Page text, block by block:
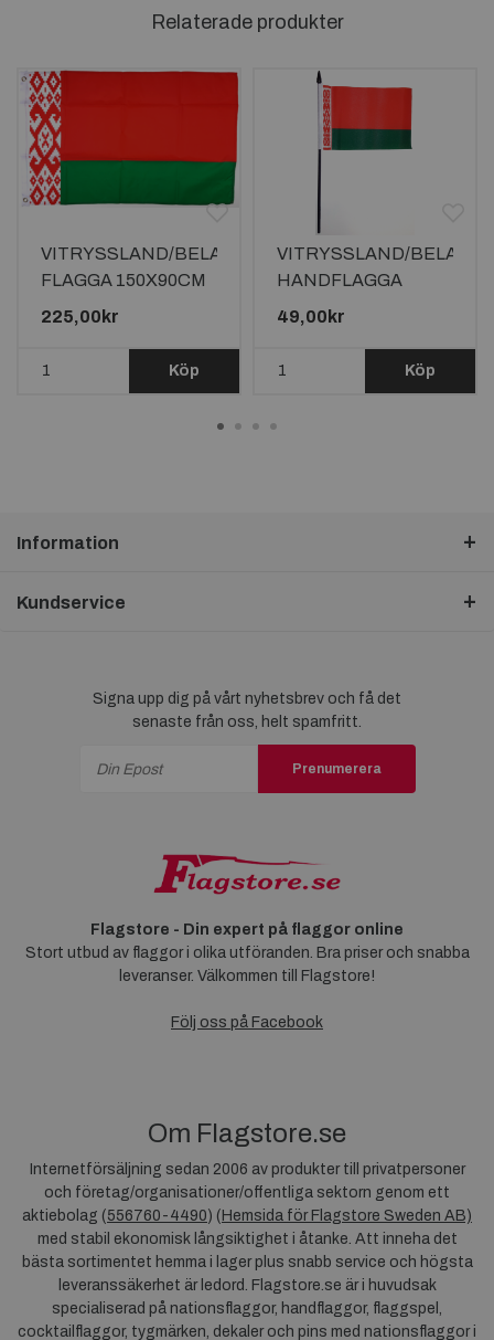
Relaterade produkter
VITRYSSLAND/BELARUS
FLAGGA 150X90CM
225,00kr
Köp
VITRYSSLAND/
HANDFLAGGA
23X15CM
49,00kr
Köp
Information
Kundservice
Signa upp dig på vårt nyhetsbrev och få det
senaste från oss, helt spamfritt.
Prenumerera
Flagstore - Din expert på flaggor online
Stort utbud av flaggor i olika utföranden. Bra priser och snabba
leveranser. Välkommen till Flagstore!
Följ oss på Facebook
Om Flagstore.se
Internetförsäljning sedan 2006 av produkter till privatpersoner
och företag/organisationer/offentliga sektorn genom ett
aktiebolag (556760-4490) ( Hemsida för Flagstore Sweden AB)
med stabil ekonomisk långsiktighet i åtanke. Att inneha det
bästa sortimentet hemma i lager plus snabb service och högsta
leveranssäkerhet är ledord. Flagstore.se är i huvudsak
specialiserad på nationsflaggor, handflaggor, flaggspel,
cocktailflaggor, tygmärken, dekaler och pins med nationsflaggor i